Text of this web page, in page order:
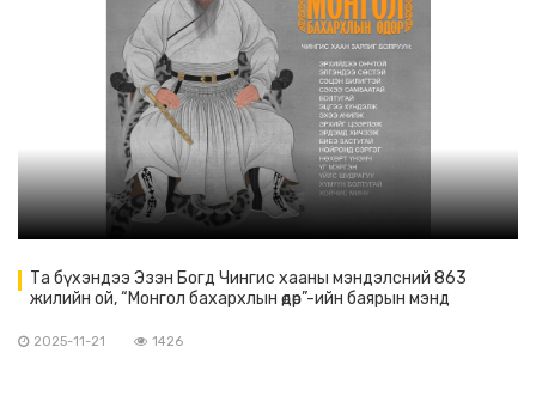
Та бүхэндээ Эзэн Богд Чингис хааны мэндэлсний 863
жилийн ой, “Монгол бахархлын өдөр”-ийн баярын мэнд
2025-11-21 1426